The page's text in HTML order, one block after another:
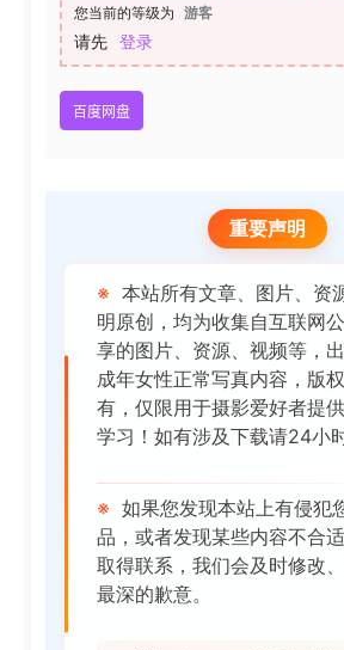
您当前的等级为 游客
请先 登录
百度网盘
重要声明
※ 本站所有文章、图片、资
明原创，均为收集自互联网
享的图片、资源、视频等，
成年女性正常写真内容，版
有，仅限用于摄影爱好者提
学习！如有涉及下载请24小
※ 如果您发现本站上有侵犯
品，或者发现某些内容不合
取得联系，我们会及时修改
最深的歉意。